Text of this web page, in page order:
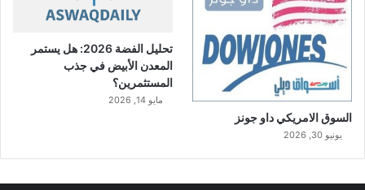
السوق الامريكي داو جونز
يونيو 30, 2026
تحليل الفضة 2026: هل يستمر
المعدن الأبيض في جذب
المستثمرين؟
مايو 14, 2026